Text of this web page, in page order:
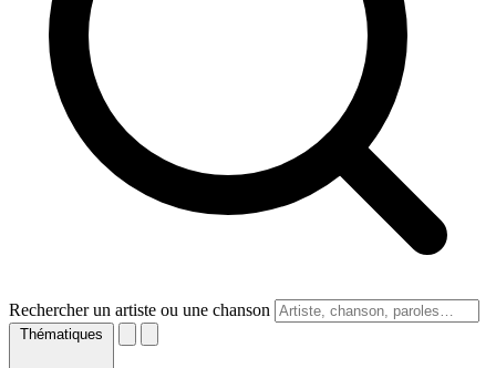
Rechercher un artiste ou une chanson
Thématiques